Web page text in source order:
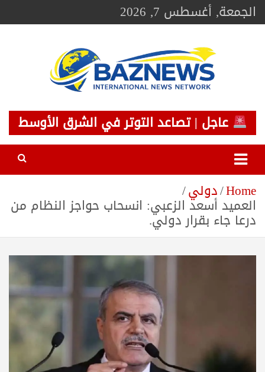
Skip
toالجمعة, أغسطس 7, 2026
BAZNEWS
شبكة باز الإخبارية
عاجل | تصاعد التوتر في الشرق الأوسط
Home دولي
العميد أسعد الزعبي: انسحاب حواجز النظام من
درعا جاء بقرار دولي.